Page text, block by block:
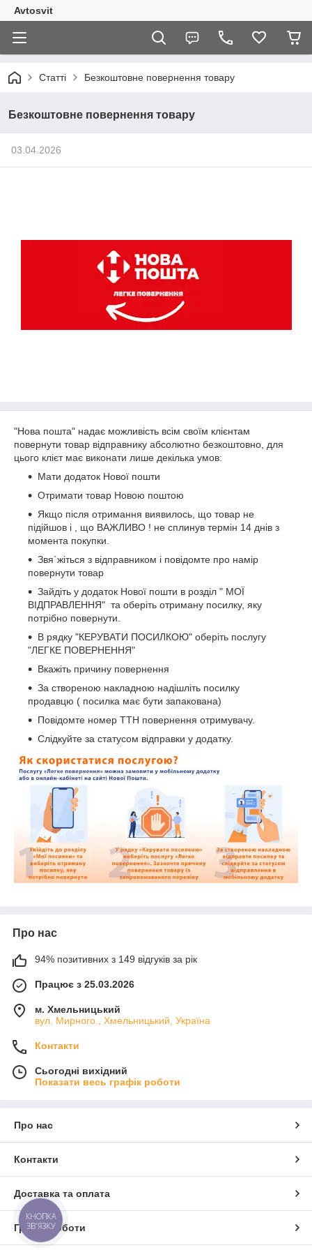
Avtosvit
Статті Безкоштовне повернення товару
Безкоштовне повернення товару
03.04.2026
"Нова пошта" надає можливість всім своїм клієнтам
повернути товар відправнику абсолютно безкоштовно, для
цього клієт має виконати лише декілька умов:
Мати додаток Нової пошти
Отримати товар Новою поштою
Якщо після отримання виявилось, що товар не
підійшов і , що ВАЖЛИВО ! не сплинув термін 14 днів з
момента покупки.
Звя`жіться з відправником і повідомте про намір
повернути товар
Зайдіть у додаток Нової пошти в розділ " МОЇ
ВІДПРАВЛЕННЯ" та оберіть отриману посилку, яку
потрібно повернути.
В рядку "КЕРУВАТИ ПОСИЛКОЮ" оберіть послугу
"ЛЕГКЕ ПОВЕРНЕННЯ"
Вкажіть причину повернення
За створеною накладною надішліть посилку
продавцю ( посилка має бути запакована)
Повідомте номер ТТН повернення отримувачу.
Слідкуйте за статусом відправки у додатку.
Про нас
94% позитивних з 149 відгуків за рік
Працює з 25.03.2026
м. Хмельницький
вул. Мирного., Хмельницький, Україна
Контакти
Сьогодні вихідний
Показати весь графік роботи
Про нас
Контакти
Доставка та оплата
Графік роботи
КНОПКА
ЗВ'ЯЗКУ